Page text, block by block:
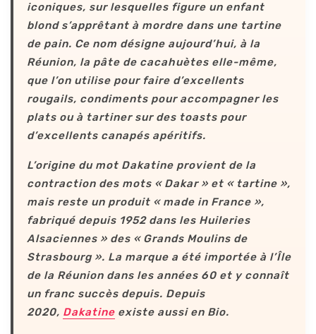
iconiques, sur lesquelles figure un enfant
blond s’apprêtant à mordre dans une tartine
de pain. Ce nom désigne aujourd’hui, à la
Réunion, la pâte de cacahuètes elle-même,
que l’on utilise pour faire d’excellents
rougails, condiments pour accompagner les
plats ou à tartiner sur des toasts pour
d’excellents canapés apéritifs.
L’origine du mot Dakatine provient de la
contraction des mots « Dakar » et « tartine »,
mais reste un produit « made in France »,
fabriqué depuis 1952 dans les Huileries
Alsaciennes » des « Grands Moulins de
Strasbourg ». La marque a été importée à l’Île
de la Réunion dans les années 60 et y connaît
un franc succès depuis. Depuis
2020, Dakatine existe aussi en Bio.